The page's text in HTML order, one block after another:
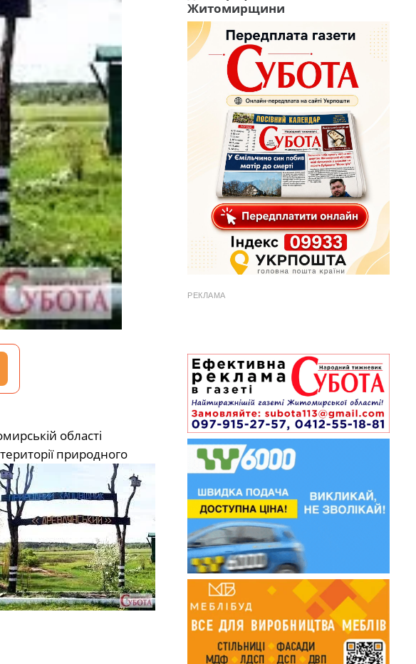
області
природного
Житомирщини
РЕКЛАМА